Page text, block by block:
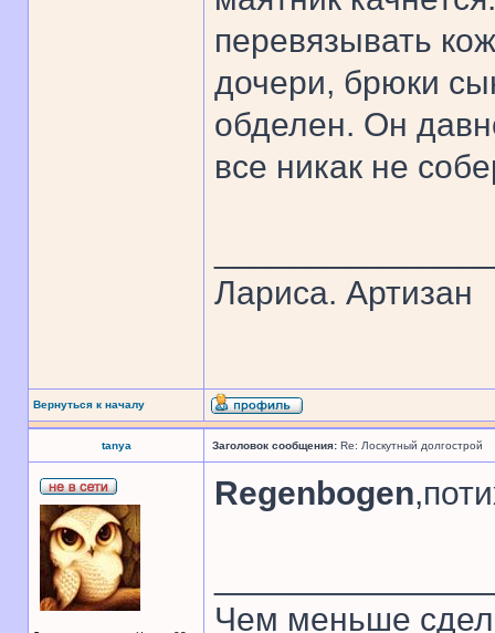
перевязывать
дочери, брюки
обделен. Он
все никак не
Лариса. Артизан
Вернуться к началу
tanya Заголовок сообщения: Re: Лоскутный долгострой
Regenbogen
Чем меньше